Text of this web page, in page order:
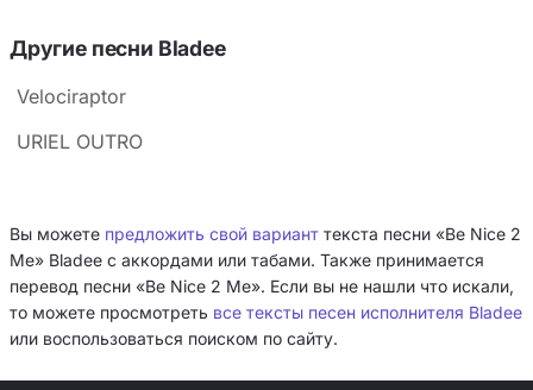
Другие песни Bladee
Velociraptor
URIEL OUTRO
Вы можете предложить свой вариант текста песни «Be Nice 2
Me» Bladee с аккордами или табами. Также принимается
перевод песни «Be Nice 2 Me». Если вы не нашли что искали,
то можете просмотреть все тексты песен исполнителя Bladee
или воспользоваться поиском по сайту.